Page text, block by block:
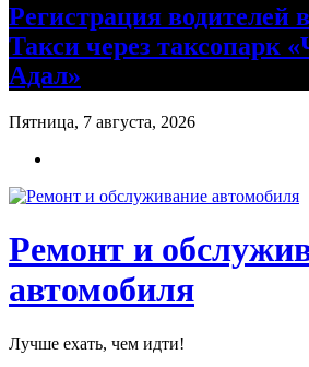
Регистрация водителей
Такси через таксопарк
Адал»
Пятница, 7 августа, 2026
Ремонт и
автомобиля
Лучше ехать, чем идти!